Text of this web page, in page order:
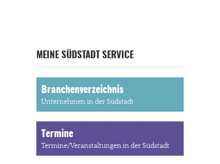
MEINE SÜDSTADT SERVICE
Branchenverzeichnis
Unternehmen in der Südstadt
Termine
Termine/Veranstaltungen in der Südstadt